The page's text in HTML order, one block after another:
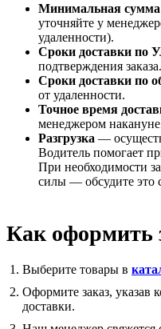
Минимальная сумма
уточняйте у
удаленности).
Сроки доставки по
подтверждения заказа.
Сроки доставки по
от удаленности.
Точное время
менеджером
Разгрузка —
Водитель помогает
При необходимости
силы — обсудите это
Как оформить
Выберите товары в
Оформите заказ, указав
доставки.